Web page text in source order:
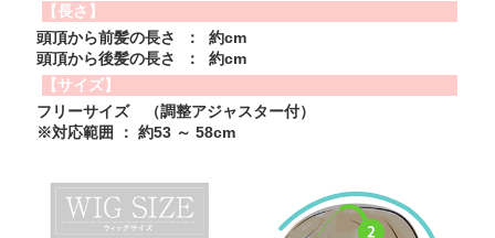
【長さ】
頭頂から前髪の長さ ： 約cm
頭頂から後髪の長さ ： 約cm
【サイズ】
フリーサイズ （調整アジャスター付）
※対応範囲 ： 約53 ～ 58cm